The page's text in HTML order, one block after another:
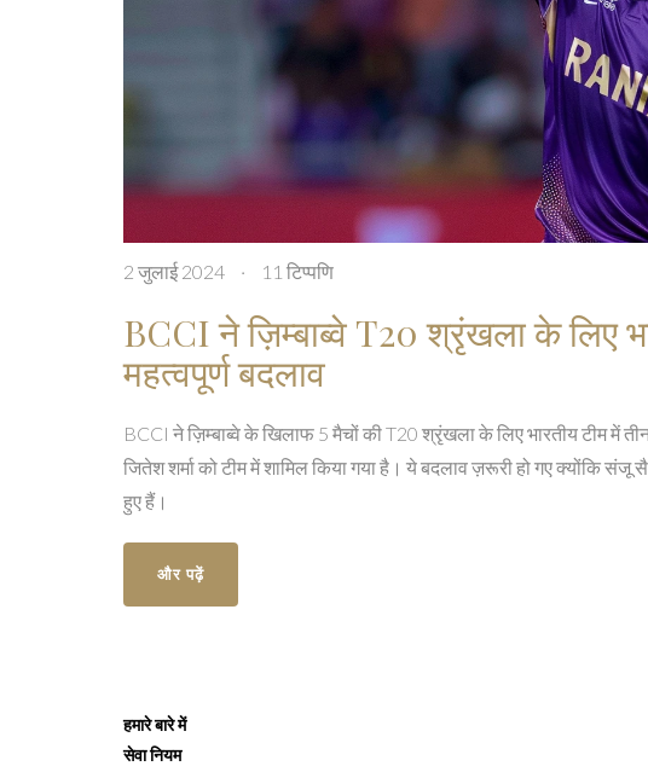
2 जुलाई 2024 · 11 टिप्पणि
BCCI ने ज़िम्बाब्वे T20 श्रृंखला के लिए
महत्वपूर्ण बदलाव
BCCI ने ज़िम्बाब्वे के खिलाफ 5 मैचों की T20 श्रृंखला के लिए भारतीय टीम में तीन
जितेश शर्मा को टीम में शामिल किया गया है। ये बदलाव ज़रूरी हो गए क्योंकि
हुए हैं।
और पढ़ें
हमारे बारे में
सेवा नियम